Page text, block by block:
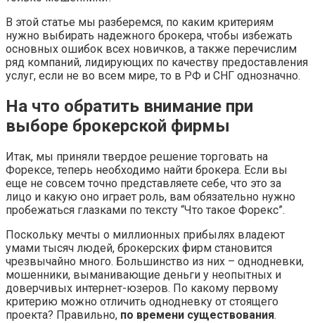
В этой статье мы разберемся, по каким критериям
нужно выбирать надежного брокера, чтобы избежать
основных ошибок всех новичков, а также перечислим
ряд компаний, лидирующих по качеству предоставления
услуг, если не во всем мире, то в РФ и СНГ однозначно.
На что обратить внимание при
выборе брокерской фирмы
Итак, мы приняли твердое решение торговать на
Форексе, теперь необходимо найти брокера. Если вы
еще не совсем точно представляете себе, что это за
лицо и какую оно играет роль, вам обязательно нужно
пробежаться глазками по тексту “Что такое Форекс”.
Поскольку мечты о миллионных прибылях владеют
умами тысяч людей, брокерских фирм становится
чрезвычайно много. Большинство из них – однодневки,
мошенники, выманивающие деньги у неопытных и
доверчивых интернет-юзеров. По какому первому
критерию можно отличить однодневку от стоящего
проекта? Правильно, по времени существования.